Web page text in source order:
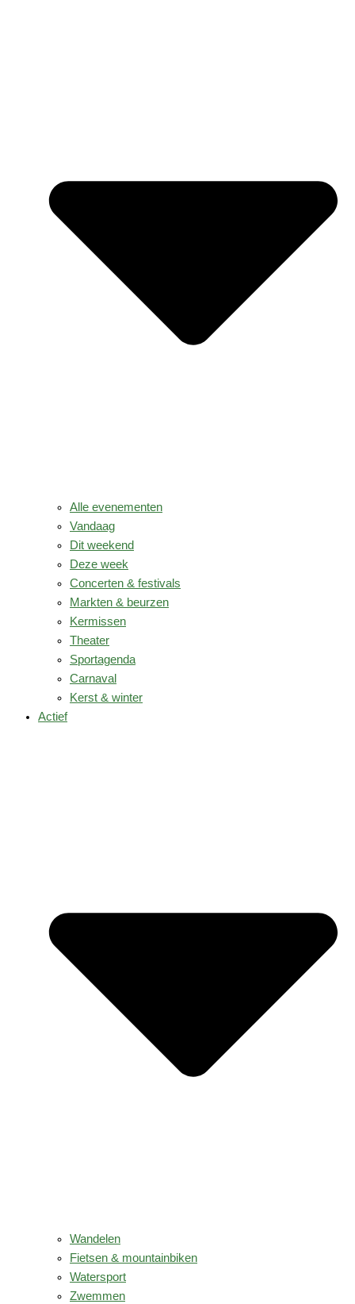
Alle evenementen
Vandaag
Dit weekend
Deze week
Concerten & festivals
Markten & beurzen
Kermissen
Theater
Sportagenda
Carnaval
Kerst & winter
Actief
Wandelen
Fietsen & mountainbiken
Watersport
Zwemmen